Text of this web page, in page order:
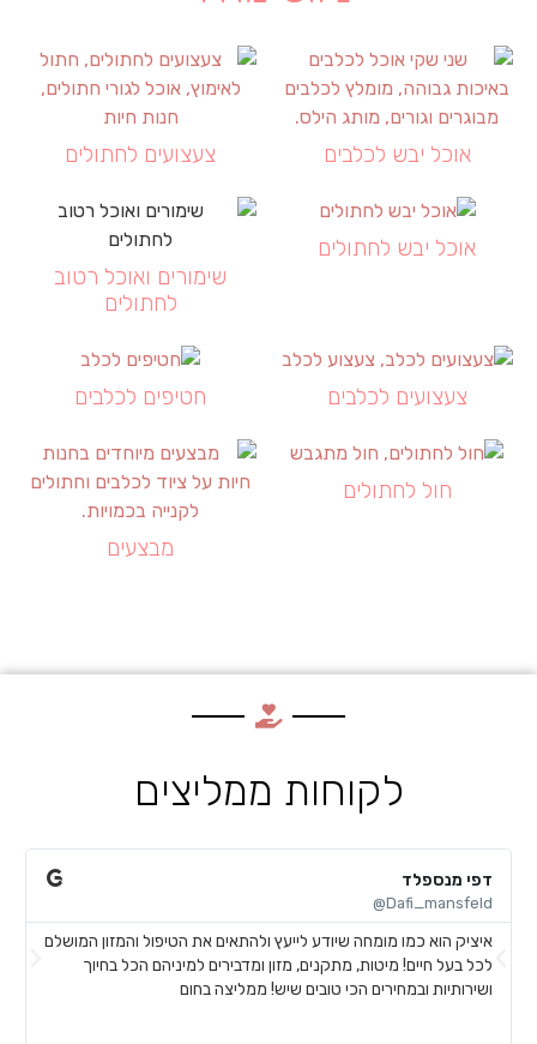
אוכל יבש לכלבים צעצועים לחתולים
אוכל יבש לחתולים
שימורים ואוכל רטוב
לחתולים
צעצועים לכלבים חטיפים לכלבים
חול לחתולים
מבצעים
לקוחות ממליצים
דפי מנספלד
Dafi_mansfeld@
איציק הוא כמו מומחה שיודע לייעץ ולהתאים את הטיפול והמזון המושלם
לכל בעל חיים! מיטות, מתקנים, מזון ומדבירים למיניהם הכל בחיוך
ושירותיות ובמחירים הכי טובים שיש! ממליצה בחום